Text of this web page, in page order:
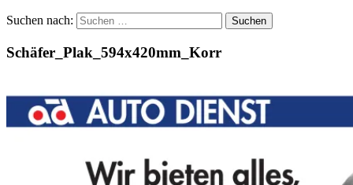
Suchen nach:
Schäfer_Plak_594x420mm_Korr